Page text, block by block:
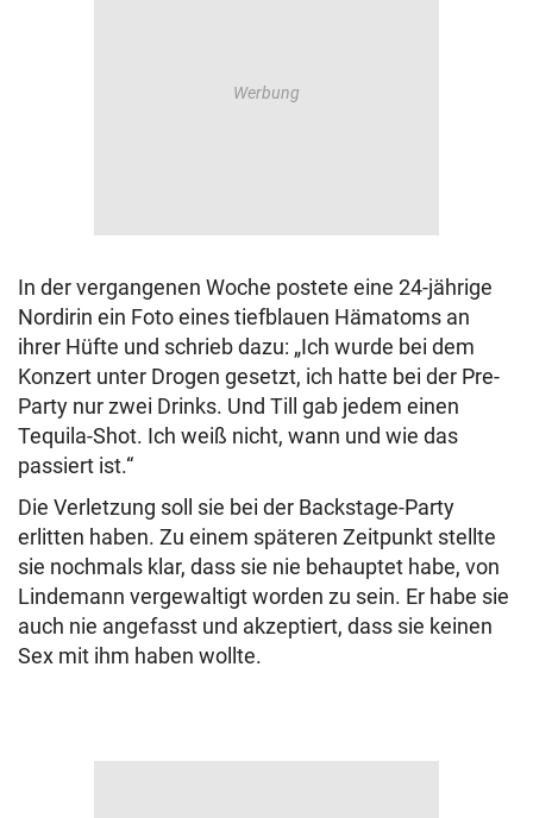
In der vergangenen Woche postete eine 24-jährige
Nordirin ein Foto eines tiefblauen Hämatoms an
ihrer Hüfte und schrieb dazu: „Ich wurde bei dem
Konzert unter Drogen gesetzt, ich hatte bei der Pre-
Party nur zwei Drinks. Und Till gab jedem einen
Tequila-Shot. Ich weiß nicht, wann und wie das
passiert ist.“
Die Verletzung soll sie bei der Backstage-Party
erlitten haben. Zu einem späteren Zeitpunkt stellte
sie nochmals klar, dass sie nie behauptet habe, von
Lindemann vergewaltigt worden zu sein. Er habe sie
auch nie angefasst und akzeptiert, dass sie keinen
Sex mit ihm haben wollte.